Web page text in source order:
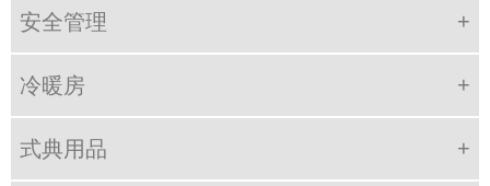
安全管理
冷暖房
式典用品